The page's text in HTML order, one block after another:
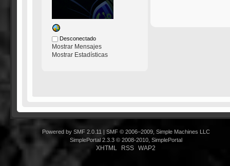
Desconectado
Mostrar Mensajes
Mostrar Estadísticas
Powered by SMF 2.0.11
SMF © 2006–2009, Simple Machines LLC
SimplePortal 2.3.3 © 2008-2010, SimplePortal
XHTML RSS WAP2